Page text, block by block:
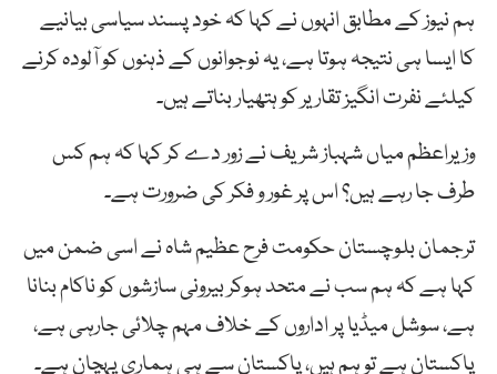
ہم نیوز کے مطابق انہوں نے کہا کہ خود پسند سیاسی بیانیے
کا ایسا ہی نتیجہ ہوتا ہے، یہ نوجوانوں کے ذہنوں کو آلودہ کرنے
کیلئے نفرت انگیز تقاریر کو ہتھیار بناتے ہیں۔
وزیراعظم میاں شہباز شریف نے زور دے کر کہا کہ ہم کس
طرف جا رہے ہیں؟ اس پر غور و فکر کی ضرورت ہے۔
ترجمان بلوچستان حکومت فرح عظیم شاہ نے اسی ضمن میں
کہا ہے کہ ہم سب نے متحد ہوکر بیرونی سازشوں کو ناکام بنانا
ہے، سوشل میڈیا پر اداروں کے خلاف مہم چلائی جارہی ہے،
پاکستان ہے تو ہم ہیں، پاکستان سے ہی ہماری پہچان ہے۔